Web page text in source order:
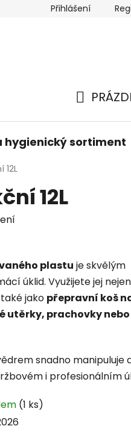
Podmínky ochrany
Přihlášení
hygienický sortiment
12L
12L
plastu je skvělým
úklid. Využijete jej
jako přepravní koš
utěrky, prachovky
snadno manipuluje
i profesionálním
(1 ks)